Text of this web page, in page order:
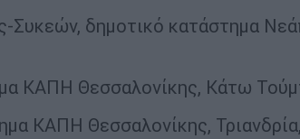
Συκεών, δημοτικό κατάστημα
ΚΑΠΗ Θεσσαλονίκης, Κάτω
ΚΑΠΗ Θεσσαλονίκης,